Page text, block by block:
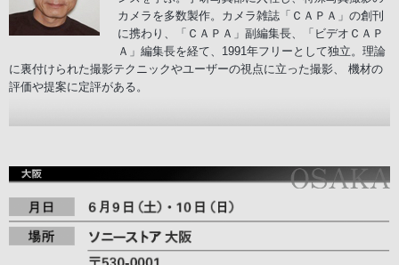
カメラを多数製作。カメラ雑誌「ＣＡＰＡ」の創刊
に携わり、「ＣＡＰＡ」副編集長、「ビデオＣＡＰ
Ａ」編集長を経て、1991年フリーとして独立。理論
に裏付けられた撮影テクニックやユーザーの視点に立った撮影、 機材の
評価や提案に定評がある。